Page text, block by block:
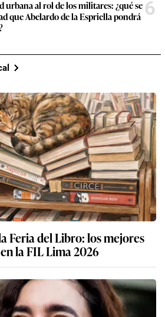
urbana al rol de los militares: ¿qué se
que Abelardo de la Espriella pondrá 6
Feria del Libro: los mejores
la FIL Lima 2026